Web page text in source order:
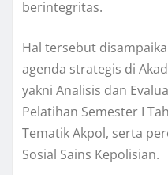
berintegritas.
Hal tersebut
agenda strategis di
yakni Analisis dan
Pelatihan Semester I
Tematik Akpol, serta
Sosial Sains Kepolisian.